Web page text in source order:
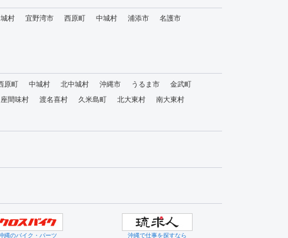
村 宜野湾市 西原町 中城村 浦添市
名護市
原町 中城村 北中城村 沖縄市 うるま市
金武町
座間味村 渡名喜村 久米島町 北大東村
南大東村
縄のバイク・パーツ 沖縄で仕事を探すなら